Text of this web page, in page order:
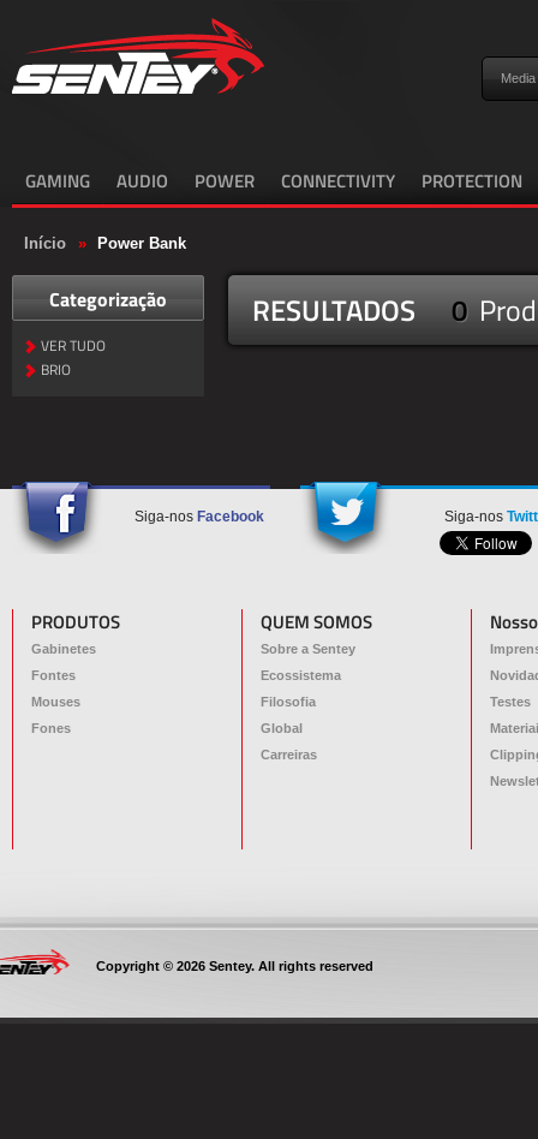
Media
GAMING AUDIO POWER CONNECTIVITY PROTECTION
Início » Power Bank
Categorização
VER TUDO
BRIO
RESULTADOS 0
Siga-nos Facebook Siga-nos
PRODUTOS
Gabinetes
Fontes
Mouses
Fones
QUEM SOMOS
Sobre a Sentey
Ecossistema
Filosofia
Global
Carreiras
Testes
Copyright © 2026 Sentey. All rights reserved